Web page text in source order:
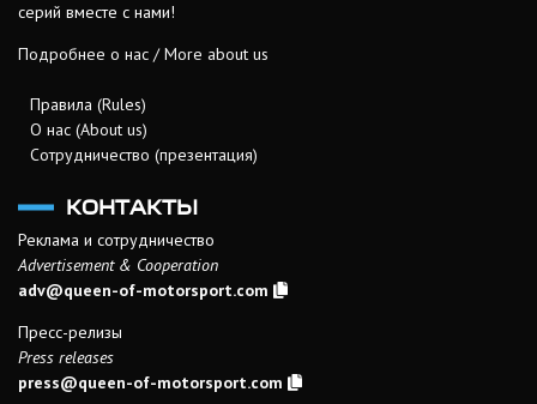
серий вместе с нами!
Подробнее о нас / More about us
Правила (Rules)
О нас (About us)
Сотрудничество (презентация)
КОНТАКТЫ
Реклама и сотрудничество
Advertisement & Cooperation
adv@queen-of-motorsport.com
Пресс-релизы
Press releases
press@queen-of-motorsport.com